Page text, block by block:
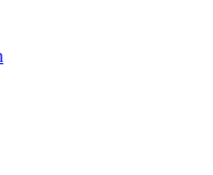
konsert med Nimbus på
Adil Backman &
de är för kvällen